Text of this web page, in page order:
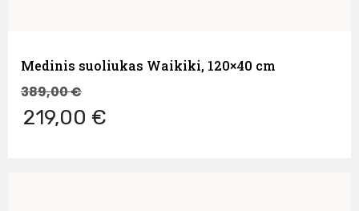
Medinis suoliukas Waikiki, 120×40 cm
389,00€
219,00 €